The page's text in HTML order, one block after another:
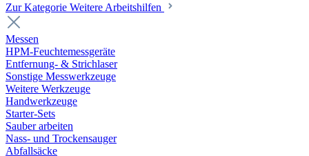
Zur Kategorie Weitere Arbeitshilfen
Messen
HPM-Feuchtemessgeräte
Entfernung- & Strichlaser
Sonstige Messwerkzeuge
Weitere Werkzeuge
Handwerkzeuge
Starter-Sets
Sauber arbeiten
Nass- und Trockensauger
Abfallsäcke